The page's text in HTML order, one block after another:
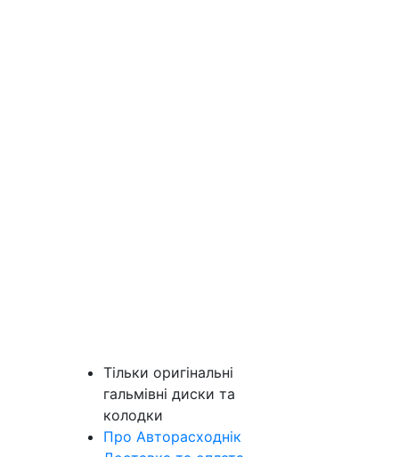
Тільки оригінальні
гальмівні диски та
колодки
Про Авторасходнік